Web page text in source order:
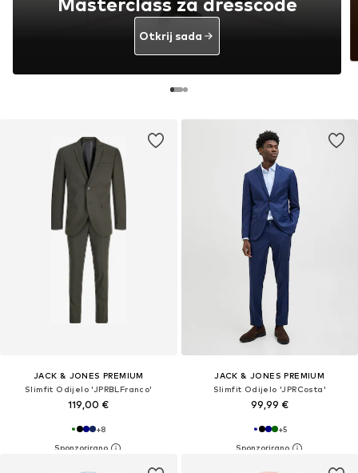
JACK & JONES PREMIUM
Slimfit Odijelo 'JPRBLFranco'
119,00 €
+8
JACK & JONES PREMIUM
Slimfit Odijelo 'JPRCosta'
99,99 €
+5
Otkrij sada